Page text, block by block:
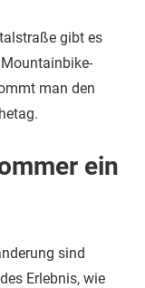
gibt es
man den
ein
sind
Erlebnis, wie